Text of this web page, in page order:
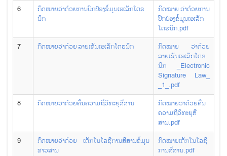
6
ກົດໝາຍວ່າດ້ວຍການປົກປ້ອງຂໍ້ມູນເອເລັກໂຕຣ
ນິກ
ກົດໝາຍ ວ່າດ້ວຍການ
ປົກປ້ອງຂໍ້ມູນເອເລັກ
ໂຕຣນິກ.pdf
7
ກົດໝາຍວ່າດ້ວຍ ລາຍເຊັນເອເລັກໂຕຣນິກ
ກົດໝາຍ ວ່າດ້ວຍ
ລາຍເຊັນເອເລັກໂຕຣ
ນິກ _Electronic
Signature Law_
_1_.pdf
8
ກົດໝາຍວ່າດ້ວຍຄື້ນຄວາມຖີ່ວິທະຍຸສື່ສານ
ກົດໝາຍວ່າດ້ວຍຄື້ນ
ຄວາມຖີ່ວິທະຍຸສື່
ສານ.pdf
9
ກົດໝາຍວ່າດ້ວຍ ເຕັກໂນໂລຊີການສື່ສານຂໍ້ມູນ
ຂ່າວສານ
ກົດໝາຍເຕັກໂນໂລຊີ
ການສື່ສານ.pdf